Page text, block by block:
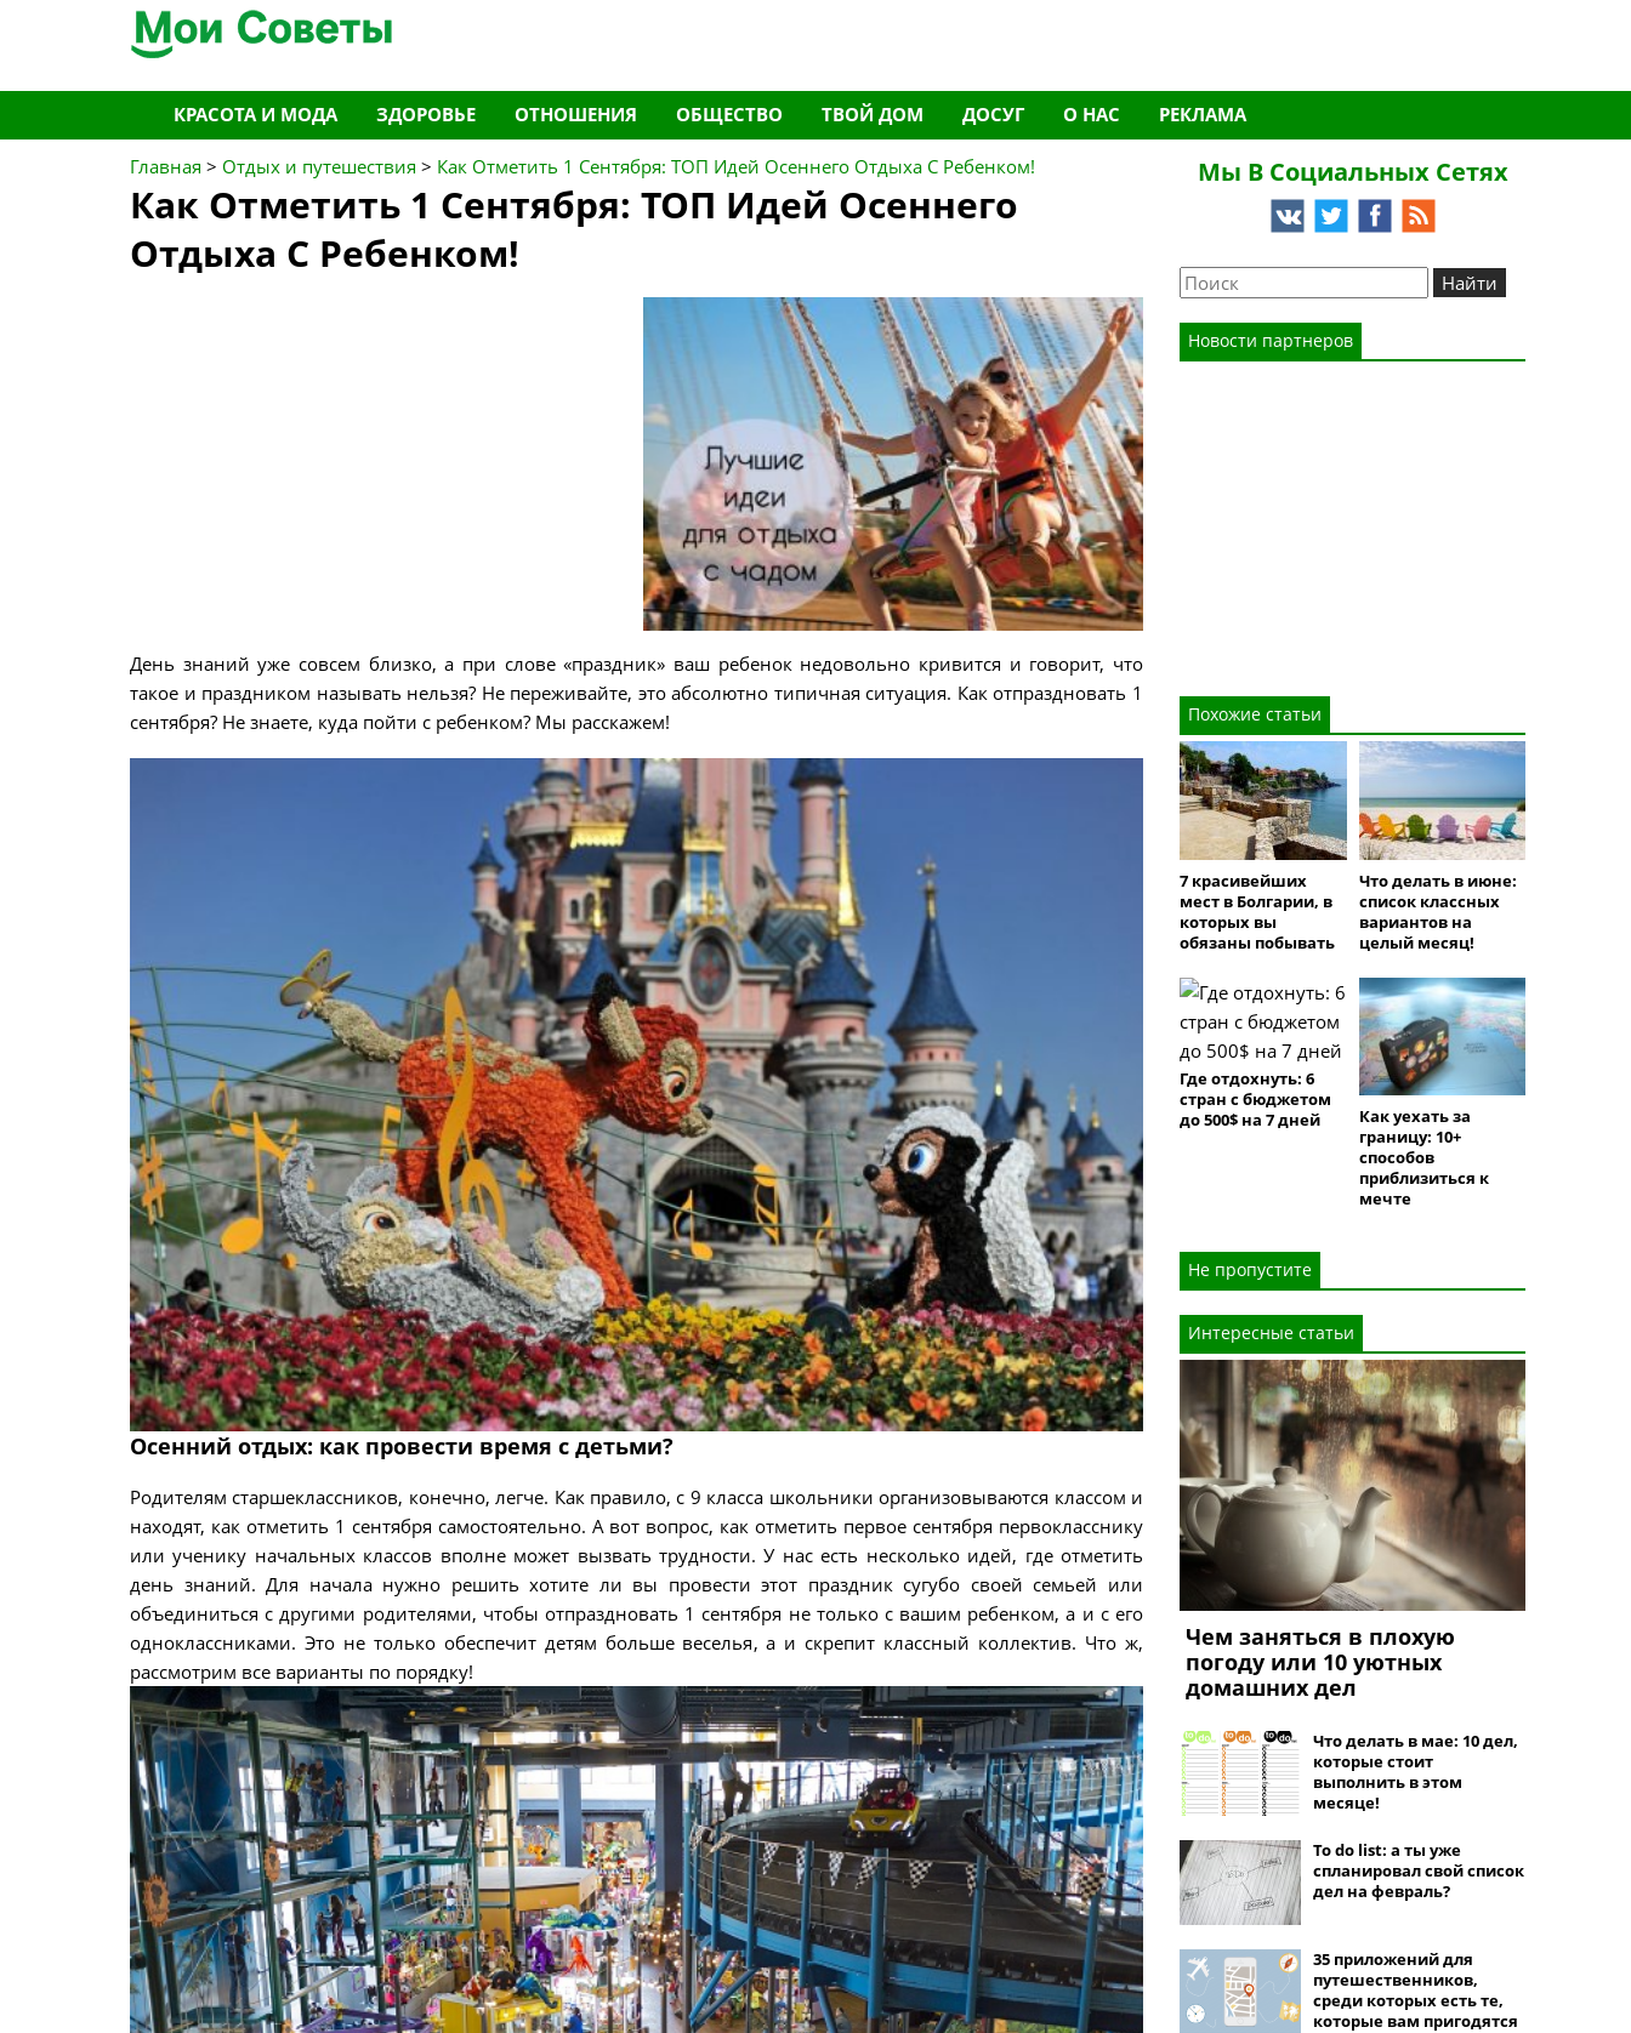
Перейти
к
содержимому
КРАСОТА И МОДА ЗДОРОВЬЕ ОТНОШЕНИЯ ОБЩЕСТВО ТВОЙ ДОМ ДОСУГ О НАС РЕКЛАМА
Главная > Отдых и путешествия > Как Отметить 1 Сентября: ТОП Идей Осеннего Отдыха С Ребенком!
Как Отметить 1 Сентября: ТОП Идей Осеннего
Отдыха С Ребенком!
День знаний уже совсем близко, а при слове «праздник» ваш ребенок недовольно кривится и говорит, что
такое и праздником называть нельзя? Не переживайте, это абсолютно типичная ситуация. Как отпраздновать 1
сентября? Не знаете, куда пойти с ребенком? Мы расскажем!
Осенний отдых: как провести время с детьми?
Родителям старшеклассников, конечно, легче. Как правило, с 9 класса школьники организовываются классом и
находят, как отметить 1 сентября самостоятельно. А вот вопрос, как отметить первое сентября первокласснику
или ученику начальных классов вполне может вызвать трудности. У нас есть несколько идей, где отметить
день знаний. Для начала нужно решить хотите ли вы провести этот праздник сугубо своей семьей или
объединиться с другими родителями, чтобы отпраздновать 1 сентября не только с вашим ребенком, а и с его
одноклассниками. Это не только обеспечит детям больше веселья, а и скрепит классный коллектив. Что ж,
рассмотрим все варианты по порядку!
Мы В Социальных Сетях
Новости партнеров
Похожие статьи
7 красивейших
мест в Болгарии, в
которых вы
обязаны побывать
Что делать в июне:
список классных
вариантов на
целый месяц!
Где отдохнуть: 6
стран с бюджетом
до 500$ на 7 дней
Как уехать за
границу: 10+
способов
приблизиться к
мечте
Не пропустите
Интересные статьи
Чем заняться в плохую
погоду или 10 уютных
домашних дел
Что делать в мае: 10 дел,
которые стоит
выполнить в этом
месяце!
To do list: а ты уже
спланировал свой список
дел на февраль?
35 приложений для
путешественников,
среди которых есть те,
которые вам пригодятся